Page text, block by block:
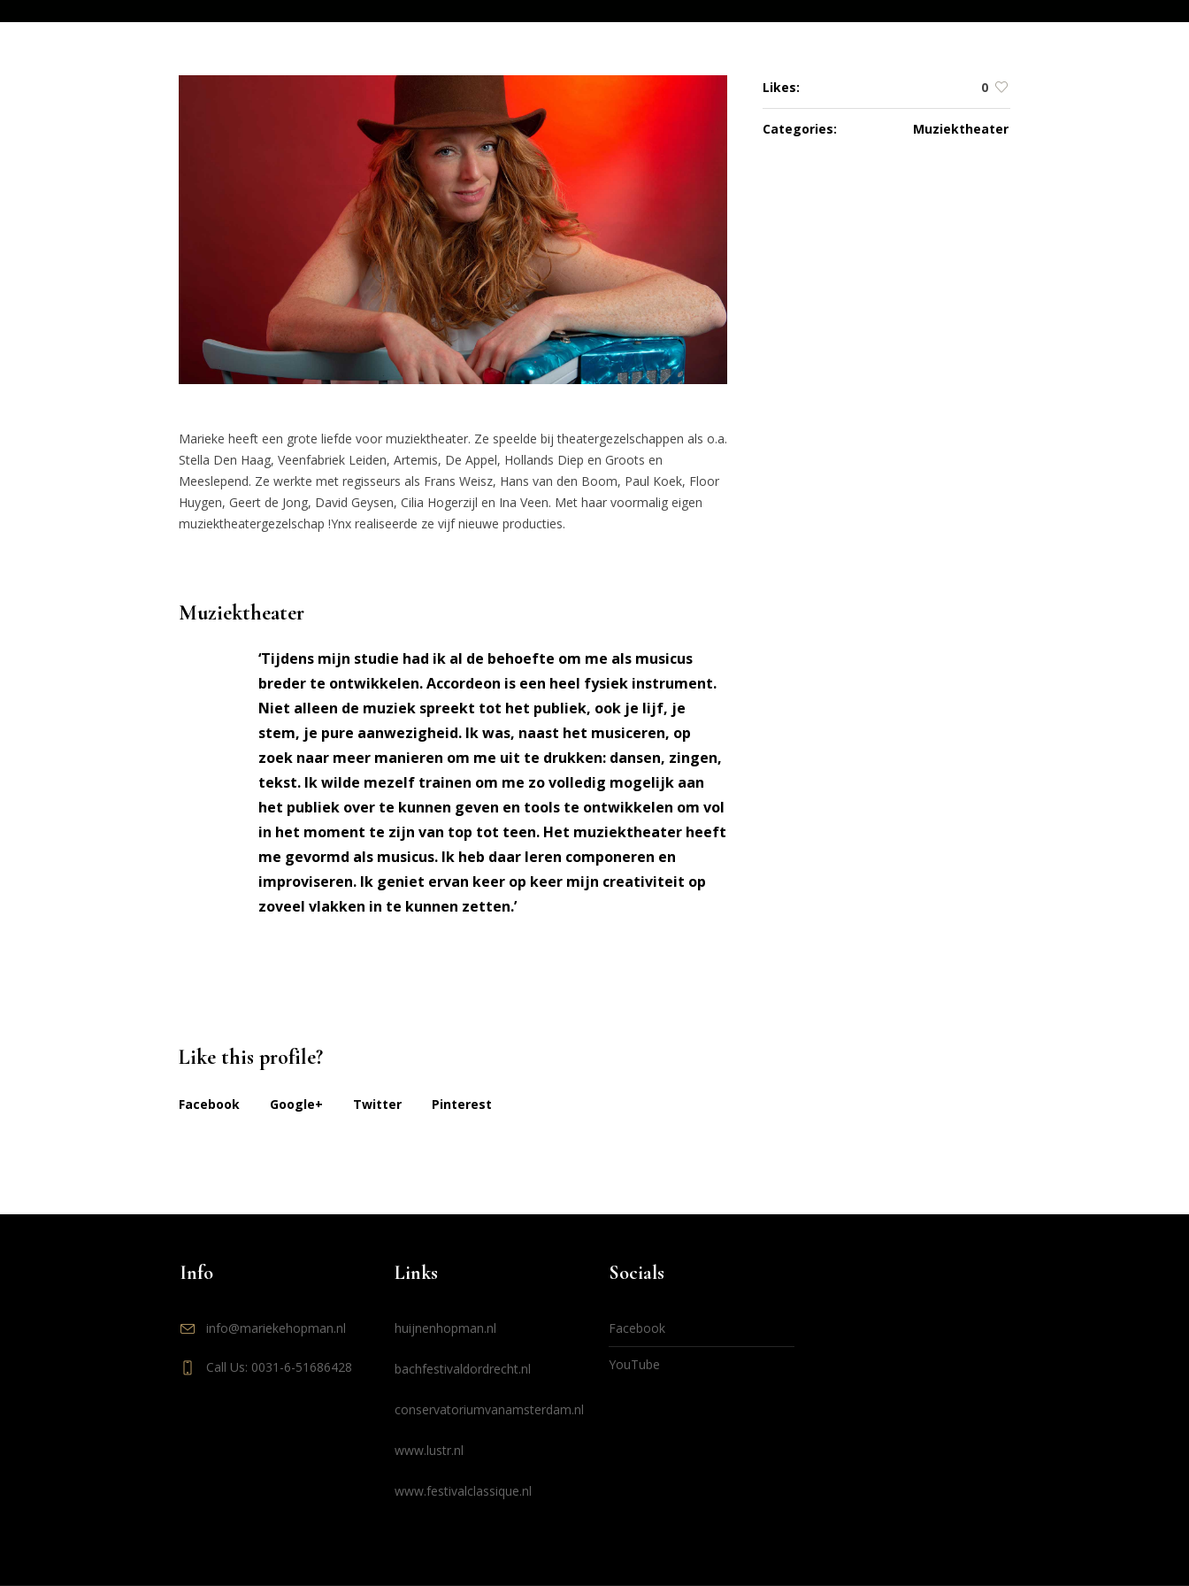
Marieke heeft een grote liefde voor muziektheater. Ze speelde bij theatergezelschappen als o.a.
Stella Den Haag, Veenfabriek Leiden, Artemis, De Appel, Hollands Diep en Groots en
Meeslepend. Ze werkte met regisseurs als Frans Weisz, Hans van den Boom, Paul Koek, Floor
Huygen, Geert de Jong, David Geysen, Cilia Hogerzijl en Ina Veen. Met haar voormalig eigen
muziektheatergezelschap !Ynx realiseerde ze vijf nieuwe producties.
Muziektheater
‘Tijdens mijn studie had ik al de behoefte om me als musicus
breder te ontwikkelen. Accordeon is een heel fysiek instrument.
Niet alleen de muziek spreekt tot het publiek, ook je lijf, je
stem, je pure aanwezigheid. Ik was, naast het musiceren, op
zoek naar meer manieren om me uit te drukken: dansen, zingen,
tekst. Ik wilde mezelf trainen om me zo volledig mogelijk aan
het publiek over te kunnen geven en tools te ontwikkelen om vol
in het moment te zijn van top tot teen. Het muziektheater heeft
me gevormd als musicus. Ik heb daar leren componeren en
improviseren. Ik geniet ervan keer op keer mijn creativiteit op
zoveel vlakken in te kunnen zetten.’
Likes: 0
Categories: Muziektheater
Like this profile?
Facebook Google+ Twitter Pinterest
Info
info@mariekehopman.nl
Call Us: 0031-6-51686428
Links
huijnenhopman.nl
bachfestivaldordrecht.nl
conservatoriumvanamsterdam.nl
www.lustr.nl
www.festivalclassique.nl
Socials
Facebook
YouTube